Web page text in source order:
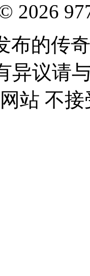
2026
布的传
异议请
站 不